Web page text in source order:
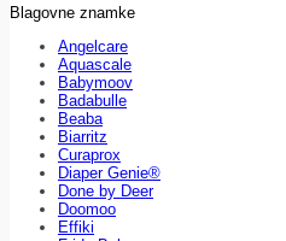
Blagovne znamke
Angelcare
Aquascale
Babymoov
Badabulle
Beaba
Biarritz
Curaprox
Diaper Genie®
Done by Deer
Doomoo
Effiki